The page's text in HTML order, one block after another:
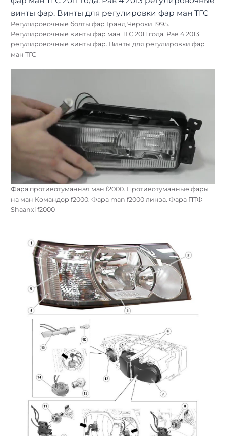
Регулировочные болты фар Гранд Чероки 1995.
Регулировочные винты фар ман ТГС 2011 года. Рав 4 2013
регулировочные винты фар. Винты для регулировки фар
ман ТГС
Фара противотуманная ман f2000. Противотуманные фары
на ман Командор f2000. Фара man f2000 линза. Фара ПТФ
Shaanxi f2000